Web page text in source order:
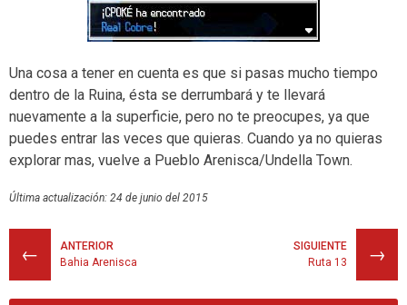
Una cosa a tener en cuenta es que si pasas mucho tiempo
dentro de la Ruina, ésta se derrumbará y te llevará
nuevamente a la superficie, pero no te preocupes, ya que
puedes entrar las veces que quieras. Cuando ya no quieras
explorar mas, vuelve a Pueblo Arenisca/Undella Town.
Última actualización: 24 de junio del 2015
←
ANTERIOR
Bahia Arenisca
→
SIGUIENTE
Ruta 13